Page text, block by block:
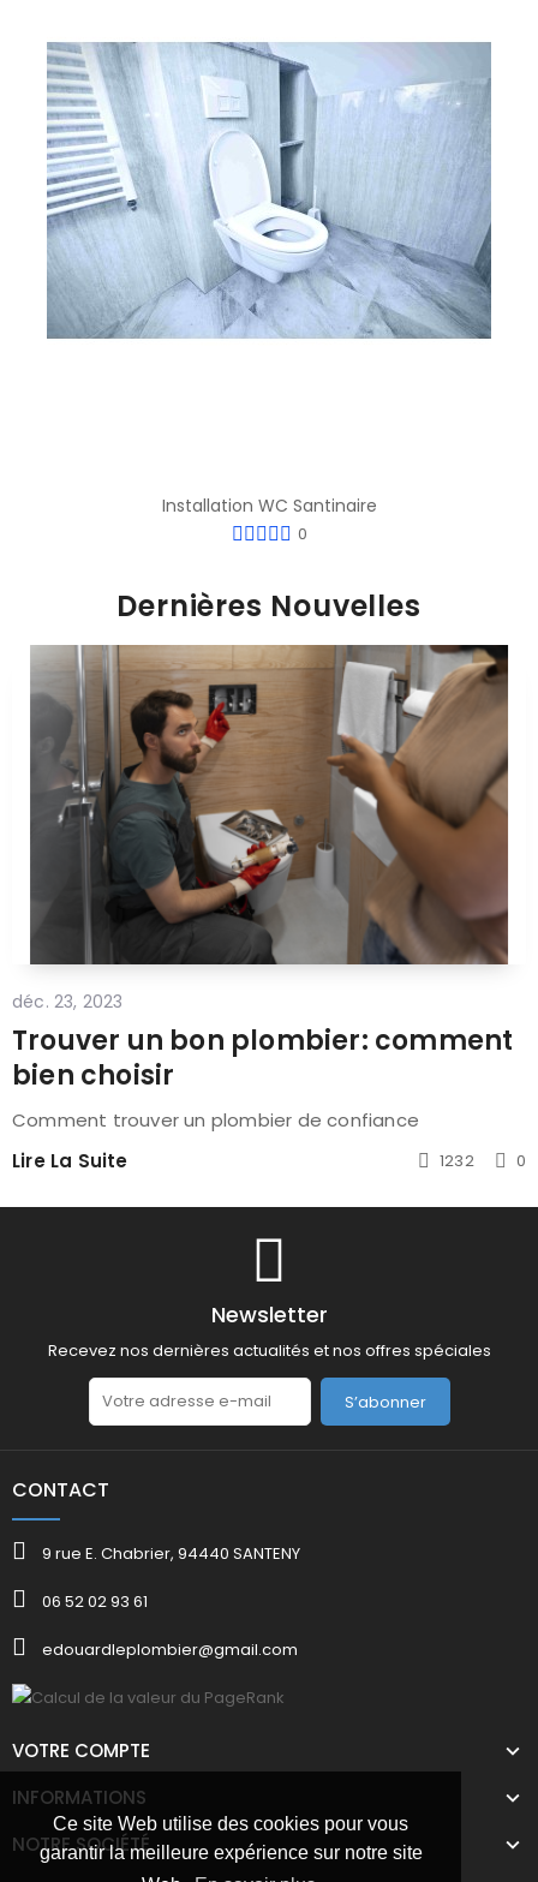
Ce site Web utilise des cookies pour vous
garantir la meilleure expérience sur notre site
Installation WC Santinaire
0
Dernières Nouvelles
déc. 23, 2023
Trouver un bon plombier: comment
bien choisir
Comment trouver un plombier de confiance
Lire La Suite
1232 0
Newsletter
Recevez nos dernières actualités et nos offres spéciales
S’abonner
CONTACT
9 rue E. Chabrier, 94440 SANTENY
06 52 02 93 61
edouardleplombier@gmail.com
VOTRE COMPTE
INFORMATIONS
NOTRE SOCIÉTÉ